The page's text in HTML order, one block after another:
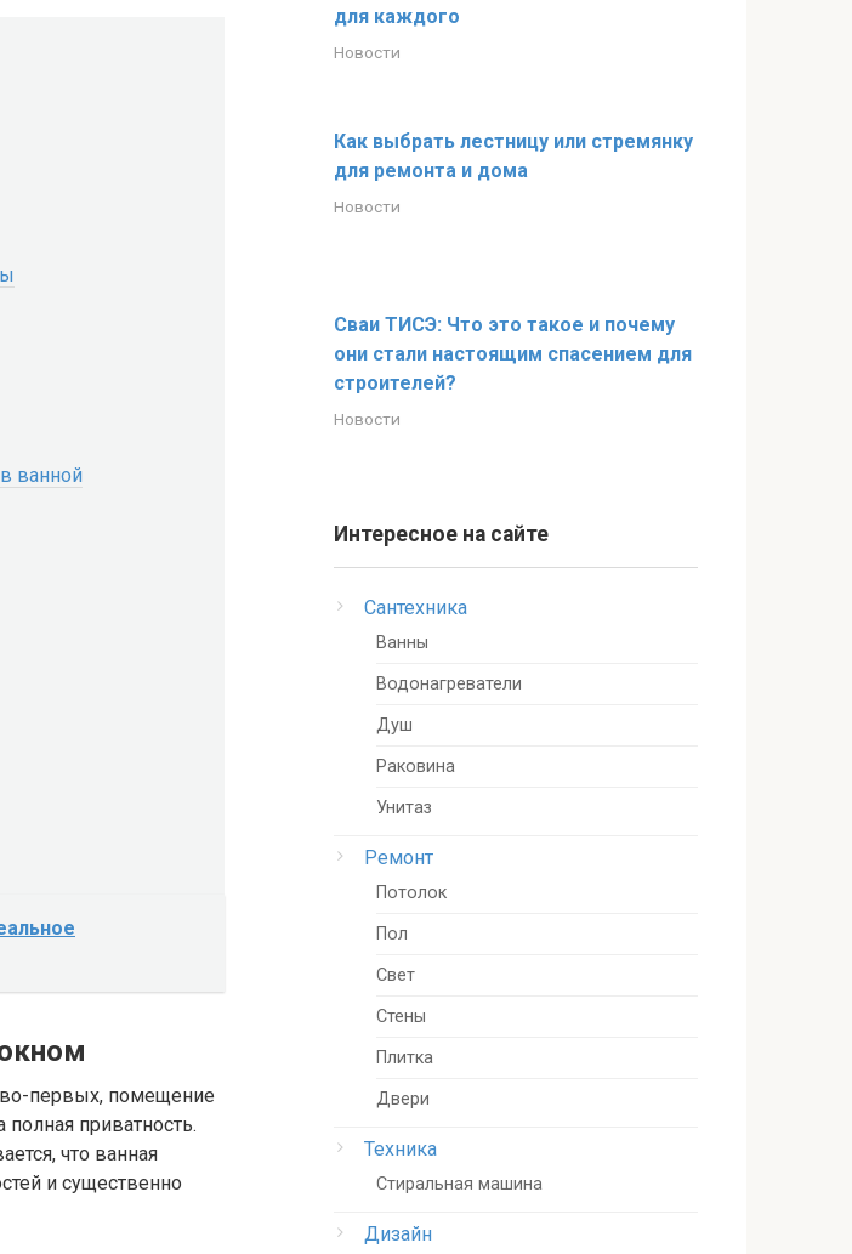
ванной
первых, помещение
приватность.
что ванная
и существенно
для каждого
Новости
Как выбрать лестницу или стремянку
для ремонта и дома
Новости
Сваи ТИСЭ: Что это такое и почему
они стали настоящим спасением для
строителей?
Новости
Интересное на сайте
Сантехника
Ванны
Водонагреватели
Душ
Раковина
Унитаз
Ремонт
Потолок
Пол
Свет
Стены
Плитка
Двери
Техника
Стиральная машина
Дизайн